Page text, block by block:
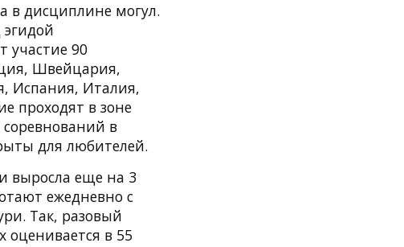
в дисциплине могул.
участие 90
Швейцария,
Испания, Италия,
проходят в зоне
в
для любителей.
выросла еще на 3
ежедневно с
Так, разовый
оценивается в 55